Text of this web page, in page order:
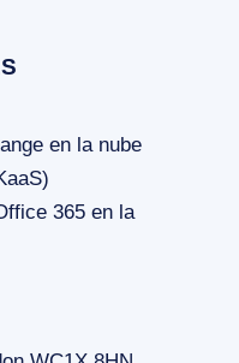
en la nube
365 en la